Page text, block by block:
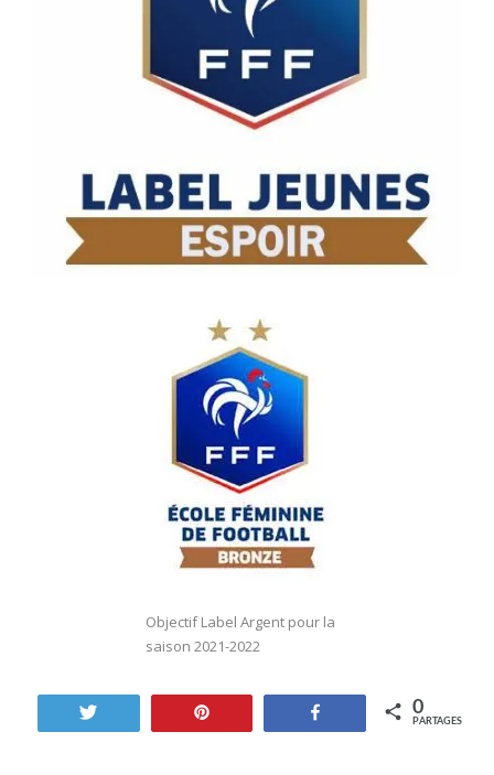
Objectif Label Argent pour la
saison 2021-2022
Partagez 0
PARTAGES